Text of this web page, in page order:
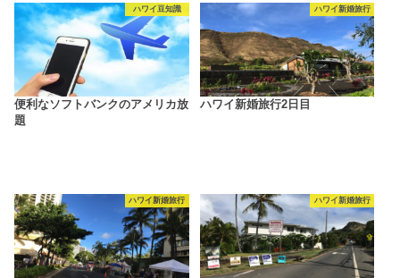
ハワイ豆知識
便利なソフトバンクのアメリカ放
題
ハワイ新婚旅行
ハワイ新婚旅行2日目
ハワイ新婚旅行 ハワイ新婚旅行